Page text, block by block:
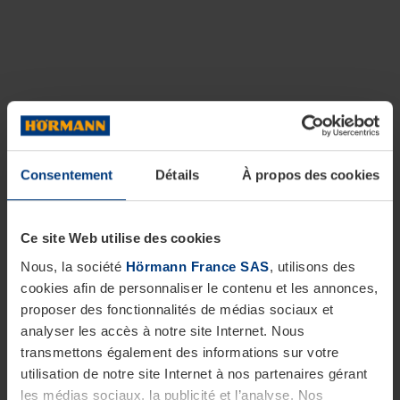
Consentement Détails À propos des cookies
Ce site Web utilise des cookies
Nous, la société Hörmann France SAS, utilisons des
cookies afin de personnaliser le contenu et les annonces,
proposer des fonctionnalités de médias sociaux et
analyser les accès à notre site Internet. Nous
transmettons également des informations sur votre
utilisation de notre site Internet à nos partenaires gérant
les médias sociaux, la publicité et l’analyse. Nos